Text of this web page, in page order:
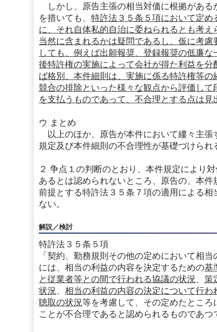
しかし、原告主張の相当対価に根拠がある
を措いても、 特許法３５条５項において定め
に、それ自体私的自治に委ねられるとも考
当然に含まれるかは疑問であるし、仮に考
しても、例えば出願報奨、登録報奨の低廉
後特許権の実施によって会社が得た利益を
ば格別、本件細則は、実施に係る特許権等
競合の排除といった様々な観点から評価し
を支払うものであって、不合理とする点は見
ウ まとめ
以上のほか、原告が本件において縷々主張
規定及び本件細則の不合理性が基礎づけられ
２ 争点１の判断のとおり、本件規定により
あるとは認められないところ、原告の、本
前提とする特許法３５条７項の適用による
ない。
解説／検討
特許法３５条５項
「契約、勤務規則その他の定めにおいて相
には、相当の利益の内容を決定するための基
と従業者等との間で行われる協議の状況、 策
状況、 相当の利益の内容の決定について行
聴取の状況等を考慮して、その定めたとこ
ことが不合理であると認められるものであつ